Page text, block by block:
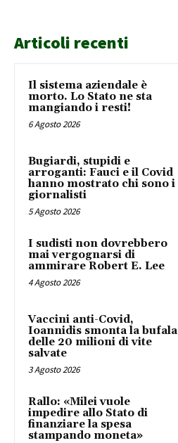
Articoli recenti
Il sistema aziendale è
morto. Lo Stato ne sta
mangiando i resti!
6 Agosto 2026
Bugiardi, stupidi e
arroganti: Fauci e il Covid
hanno mostrato chi sono i
giornalisti
5 Agosto 2026
I sudisti non dovrebbero
mai vergognarsi di
ammirare Robert E. Lee
4 Agosto 2026
Vaccini anti-Covid,
Ioannidis smonta la bufala
delle 20 milioni di vite
salvate
3 Agosto 2026
Rallo: «Milei vuole
impedire allo Stato di
finanziare la spesa
stampando moneta»